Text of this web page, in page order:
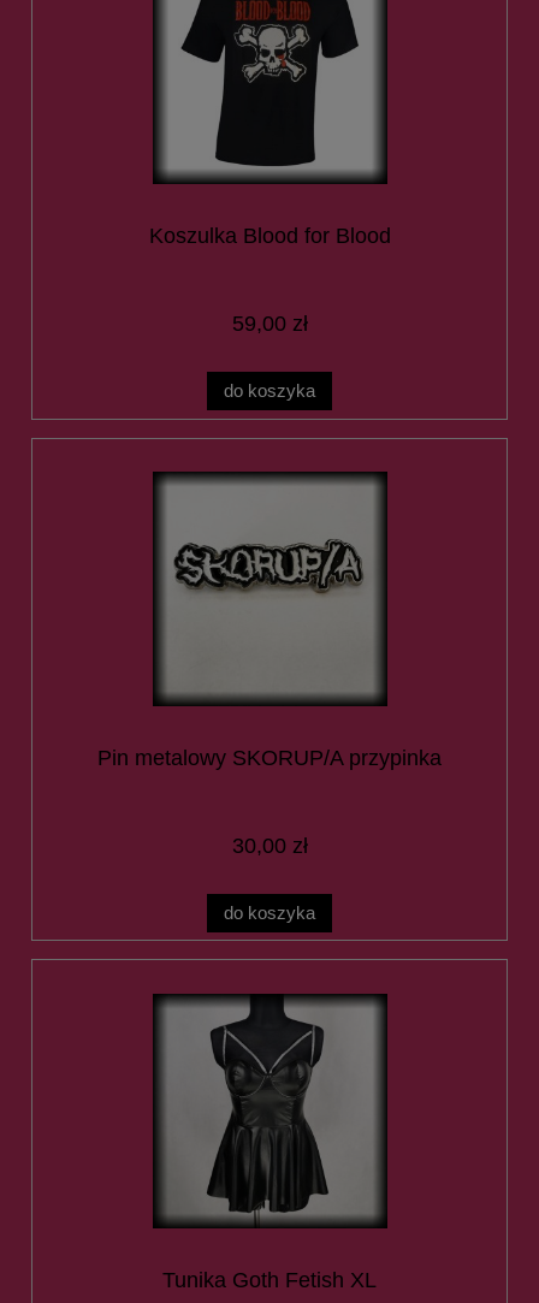
Koszulka Blood for Blood
59,00 zł
do koszyka
Pin metalowy SKORUP/A przypinka
30,00 zł
do koszyka
Tunika Goth Fetish XL